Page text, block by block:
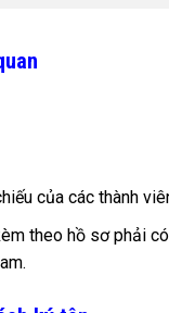
của các thành
theo hồ sơ phải